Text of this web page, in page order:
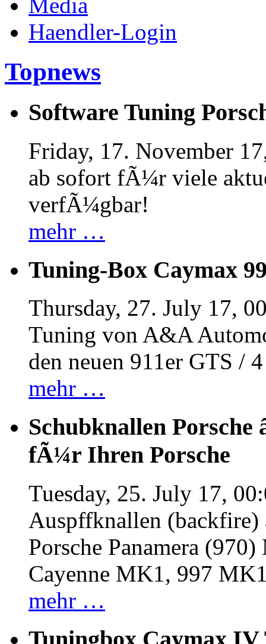
Media
Haendler-Login
Topnews
Software Tuning
Friday, 17. November
ab sofort fÃ¼r viele
verfÃ¼gbar!
mehr …
Tuning-Box Caymax
Thursday, 27. July 17,
Tuning von A&A
den neuen 911er GTS /
mehr …
Schubknallen Porsche
fÃ¼r Ihren Porsche
Tuesday, 25. July 17,
Auspffknallen
Porsche Panamera
Cayenne MK1, 997
mehr …